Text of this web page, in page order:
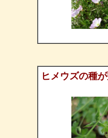
ヒメウズの種